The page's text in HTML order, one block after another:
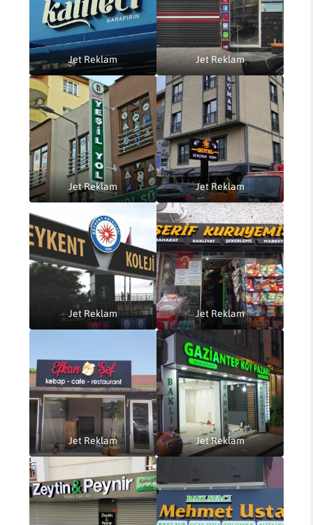
Jet Reklam Jet Reklam
Jet Reklam Jet Reklam
Jet Reklam Jet Reklam
Jet Reklam Jet Reklam